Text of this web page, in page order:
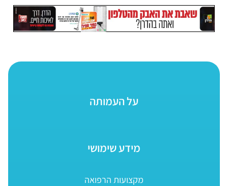
על העמותה
מידע שימושי
מקצועות הרפואה